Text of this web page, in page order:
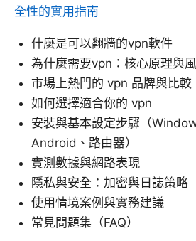
全性的實用指南
什麼是可以翻牆的vpn軟件
為什麼需要vpn：核心原理與
市場上熱門的 vpn 品牌與比較
如何選擇適合你的 vpn
安裝與基本設定步驟（
Android、路由器）
實測數據與網路表現
隱私與安全：加密與日誌策略
使用情境案例與實務建議
常見問題集（FAQ）